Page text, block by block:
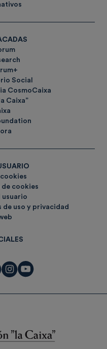
Social
CosmoCaixa
Caixa”
cookies
usuario
de uso y privacidad